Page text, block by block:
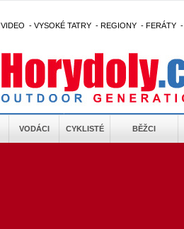
VIDEO - VYSOKÉ TATRY - REGIONY - FERÁTY -
VODÁCI CYKLISTÉ BĚŽCI